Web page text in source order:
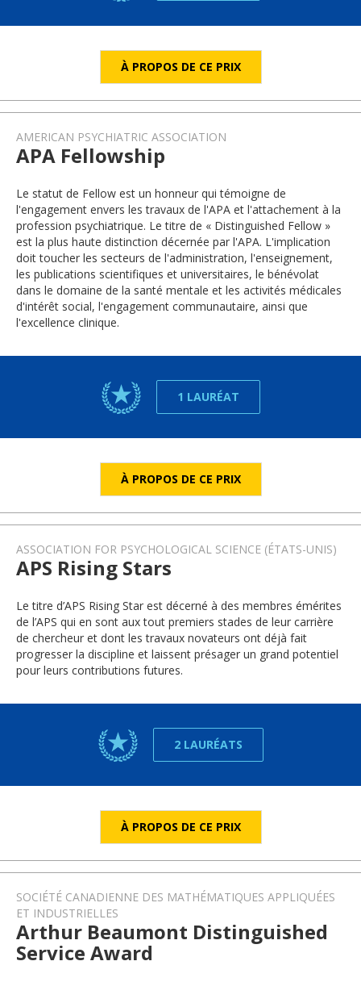
À PROPOS DE CE PRIX
AMERICAN PSYCHIATRIC ASSOCIATION
APA Fellowship
Le statut de Fellow est un honneur qui témoigne de
l'engagement envers les travaux de l'APA et l'attachement à la
profession psychiatrique. Le titre de « Distinguished Fellow »
est la plus haute distinction décernée par l'APA. L'implication
doit toucher les secteurs de l'administration, l'enseignement,
les publications scientifiques et universitaires, le bénévolat
dans le domaine de la santé mentale et les activités médicales
d'intérêt social, l'engagement communautaire, ainsi que
l'excellence clinique.
1 LAURÉAT
À PROPOS DE CE PRIX
ASSOCIATION FOR PSYCHOLOGICAL SCIENCE (ÉTATS-UNIS)
APS Rising Stars
Le titre d’APS Rising Star est décerné à des membres émérites
de l’APS qui en sont aux tout premiers stades de leur carrière
de chercheur et dont les travaux novateurs ont déjà fait
progresser la discipline et laissent présager un grand potentiel
pour leurs contributions futures.
2 LAURÉATS
À PROPOS DE CE PRIX
SOCIÉTÉ CANADIENNE DES MATHÉMATIQUES APPLIQUÉES
ET INDUSTRIELLES
Arthur Beaumont Distinguished
Service Award